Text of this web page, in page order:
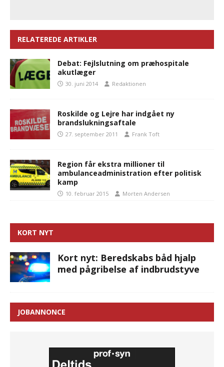
RELATEREDE ARTIKLER
Debat: Fejlslutning om præhospitale
akutlæger
30. juni 2014 Redaktionen
Roskilde og Lejre har indgået ny
brandslukningsaftale
27. september 2011 Frank Toft
Region får ekstra millioner til
ambulanceadministration efter politisk
kamp
10. februar 2015 Morten Andersen
KORT NYT
Kort nyt: Beredskabs båd hjalp
med pågribelse af indbrudstyve
JOBANNONCE